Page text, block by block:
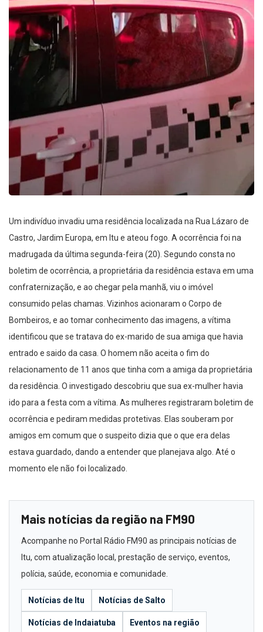
Um indivíduo invadiu uma residência localizada na Rua Lázaro de
Castro, Jardim Europa, em Itu e ateou fogo. A ocorrência foi na
madrugada da última segunda-feira (20). Segundo consta no
boletim de ocorrência, a proprietária da residência estava em uma
confraternização, e ao chegar pela manhã, viu o imóvel
consumido pelas chamas. Vizinhos acionaram o Corpo de
Bombeiros, e ao tomar conhecimento das imagens, a vítima
identificou que se tratava do ex-marido de sua amiga que havia
entrado e saido da casa. O homem não aceita o fim do
relacionamento de 11 anos que tinha com a amiga da proprietária
da residência. O investigado descobriu que sua ex-mulher havia
ido para a festa com a vítima. As mulheres registraram boletim de
ocorrência e pediram medidas protetivas. Elas souberam por
amigos em comum que o suspeito dizia que o que era delas
estava guardado, dando a entender que planejava algo. Até o
momento ele não foi localizado.
Mais notícias da região na FM90
Acompanhe no Portal Rádio FM90 as principais notícias de
Itu, com atualização local, prestação de serviço, eventos,
polícia, saúde, economia e comunidade.
Notícias de Itu Notícias de Salto
Notícias de Indaiatuba Eventos na região